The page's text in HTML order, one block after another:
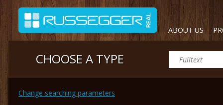
ABOUT US
CHOOSE A TYPE
Change searching parameters